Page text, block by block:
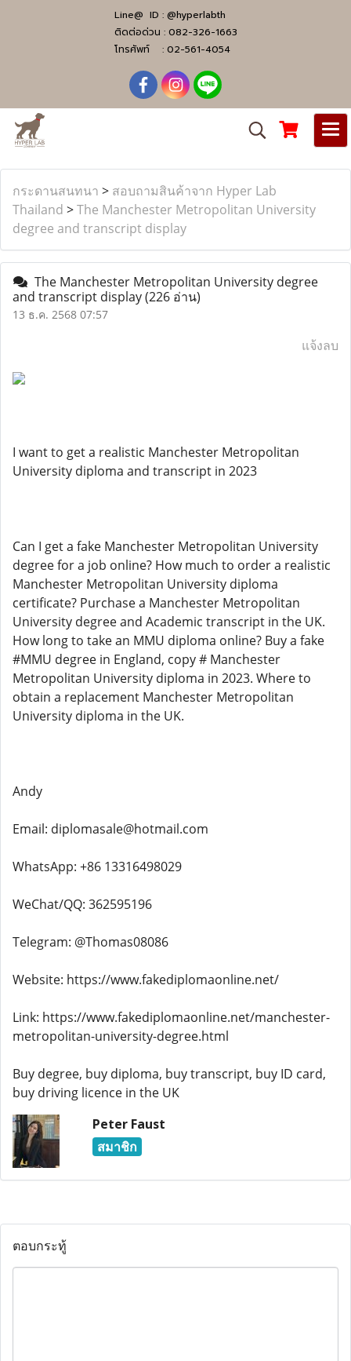
Line@ ID : @hyperlabth
ติดต่อด่วน : 082-326-1663
โทรศัพท์ : 02-561-4054
กระดานสนทนา > สอบถามสินค้าจาก Hyper Lab
Thailand >The Manchester Metropolitan University
degree and transcript display
The Manchester Metropolitan University degree
and transcript display(226 อ่าน)
13 ธ.ค. 2568 07:57
แจ้งลบ
I want to get a realistic Manchester Metropolitan
University diploma and transcript in 2023
Can I get a fake Manchester Metropolitan University
degree for a job online? How much to order a realistic
Manchester Metropolitan University diploma
certificate? Purchase a Manchester Metropolitan
University degree and Academic transcript in the UK.
How long to take an MMU diploma online? Buy a fake
#MMU degree in England, copy # Manchester
Metropolitan University diploma in 2023. Where to
obtain a replacement Manchester Metropolitan
University diploma in the UK.
Andy
Email: diplomasale@hotmail.com
WhatsApp: +86 13316498029
WeChat/QQ: 362595196
Telegram: @Thomas08086
Website: https://www.fakediplomaonline.net/
Link: https://www.fakediplomaonline.net/manchester-
metropolitan-university-degree.html
Buy degree, buy diploma, buy transcript, buy ID card,
buy driving licence in the UK
Peter Faust
สมาชิก
ตอบกระทู้